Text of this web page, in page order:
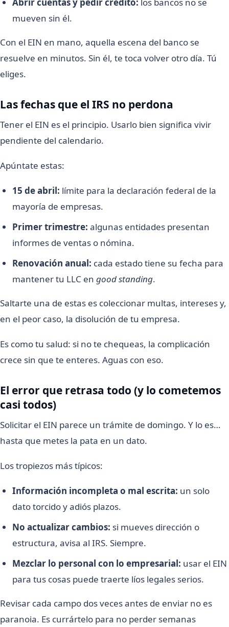
mueven sin él.
Con el EIN en mano, aquella escena del banco se
resuelve en minutos. Sin él, te toca volver otro día. Tú
eliges.
Las fechas que el IRS no perdona
Tener el EIN es el principio. Usarlo bien significa vivir
pendiente del calendario.
Apúntate estas:
15 de abril: límite para la declaración federal de la
mayoría de empresas.
Primer trimestre: algunas entidades presentan
informes de ventas o nómina.
Renovación anual: cada estado tiene su fecha para
mantener tu LLC en good standing.
Saltarte una de estas es coleccionar multas, intereses y,
en el peor caso, la disolución de tu empresa.
Es como tu salud: si no te chequeas, la complicación
crece sin que te enteres. Aguas con eso.
El error que retrasa todo (y lo cometemos
casi todos)
Solicitar el EIN parece un trámite de domingo. Y lo es…
hasta que metes la pata en un dato.
Los tropiezos más típicos:
Información incompleta o mal escrita: un solo
dato torcido y adiós plazos.
No actualizar cambios: si mueves dirección o
estructura, avisa al IRS. Siempre.
Mezclar lo personal con lo empresarial: usar el EIN
para tus cosas puede traerte líos legales serios.
Revisar cada campo dos veces antes de enviar no es
paranoia. Es currártelo para no perder semanas